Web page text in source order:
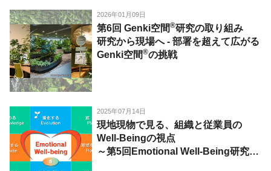
2026年01月09日
第6回 Genki空間®研究の取り組み
研究から現場へ - 部署を超えて広がる
Genki空間®の挑戦
2025年07月14日
現地現物で見る、組織と従業員の
Well-Beingの視点
～第5回Emotional Well-Being研究会